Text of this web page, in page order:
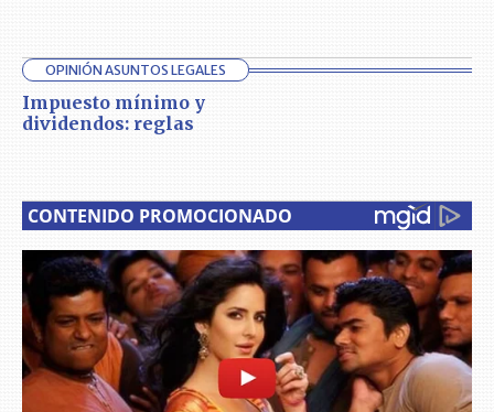
OPINIÓN ASUNTOS LEGALES
Impuesto mínimo y
dividendos: reglas